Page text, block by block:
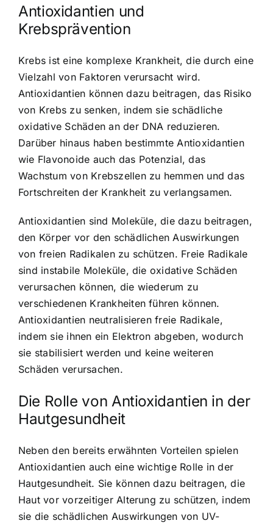
Antioxidantien und
Krebsprävention
Krebs ist eine komplexe Krankheit, die durch eine
Vielzahl von Faktoren verursacht wird.
Antioxidantien können dazu beitragen, das Risiko
von Krebs zu senken, indem sie schädliche
oxidative Schäden an der DNA reduzieren.
Darüber hinaus haben bestimmte Antioxidantien
wie Flavonoide auch das Potenzial, das
Wachstum von Krebszellen zu hemmen und das
Fortschreiten der Krankheit zu verlangsamen.
Antioxidantien sind Moleküle, die dazu beitragen,
den Körper vor den schädlichen Auswirkungen
von freien Radikalen zu schützen. Freie Radikale
sind instabile Moleküle, die oxidative Schäden
verursachen können, die wiederum zu
verschiedenen Krankheiten führen können.
Antioxidantien neutralisieren freie Radikale,
indem sie ihnen ein Elektron abgeben, wodurch
sie stabilisiert werden und keine weiteren
Schäden verursachen.
Die Rolle von Antioxidantien in der
Hautgesundheit
Neben den bereits erwähnten Vorteilen spielen
Antioxidantien auch eine wichtige Rolle in der
Hautgesundheit. Sie können dazu beitragen, die
Haut vor vorzeitiger Alterung zu schützen, indem
sie die schädlichen Auswirkungen von UV-